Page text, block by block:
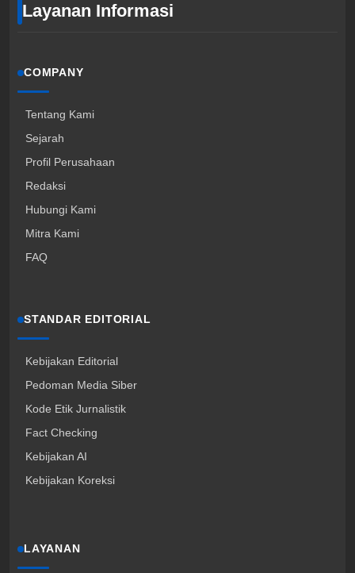
Layanan Informasi
COMPANY
Tentang Kami
Sejarah
Profil Perusahaan
Redaksi
Hubungi Kami
Mitra Kami
FAQ
STANDAR EDITORIAL
Kebijakan Editorial
Pedoman Media Siber
Kode Etik Jurnalistik
Fact Checking
Kebijakan AI
Kebijakan Koreksi
LAYANAN